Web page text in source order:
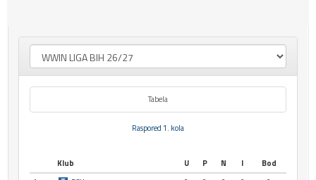
Tabela
Raspored 1. kola
Klub U P N I
Bod